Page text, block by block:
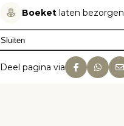
Boeket laten bezorgen
Sluiten
Deel pagina via